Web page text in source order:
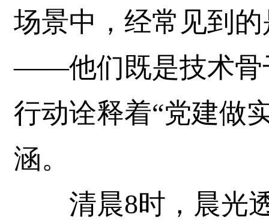
场景中，经常见到
——他们既是技术骨
行动诠释着“党建做
涵。
清晨8时，晨光透